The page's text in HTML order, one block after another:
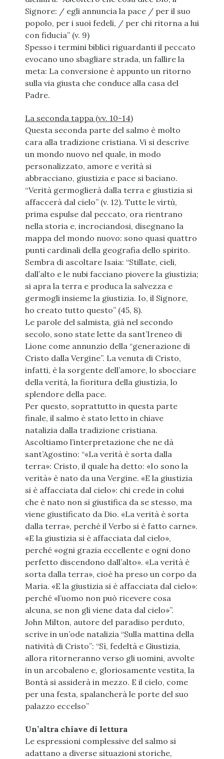
Signore: / egli annuncia la pace / per il suo
popolo, per i suoi fedeli, / per chi ritorna a lui
con fiducia” (v. 9)
Spesso i termini biblici riguardanti il peccato
evocano uno sbagliare strada, un fallire la
meta: La conversione è appunto un ritorno
sulla via giusta che conduce alla casa del
Padre.
La seconda tappa (vv. 10-14)
Questa seconda parte del salmo è molto
cara alla tradizione cristiana. Vi si descrive
un mondo nuovo nel quale, in modo
personalizzato, amore e verità si
abbracciano, giustizia e pace si baciano.
“Verità germoglierà dalla terra e giustizia si
affaccerà dal cielo” (v. 12). Tutte le virtù,
prima espulse dal peccato, ora rientrano
nella storia e, incrociandosi, disegnano la
mappa del mondo nuovo: sono quasi quattro
punti cardinali della geografia dello spirito.
Sembra di ascoltare Isaia: “Stillate, cieli,
dall’alto e le nubi facciano piovere la giustizia;
si apra la terra e produca la salvezza e
germogli insieme la giustizia. Io, il Signore,
ho creato tutto questo” (45, 8).
Le parole del salmista, già nel secondo
secolo, sono state lette da sant’Ireneo di
Lione come annunzio della “generazione di
Cristo dalla Vergine”. La venuta di Cristo,
infatti, è la sorgente dell’amore, lo sbocciare
della verità, la fioritura della giustizia, lo
splendore della pace.
Per questo, soprattutto in questa parte
finale, il salmo è stato letto in chiave
natalizia dalla tradizione cristiana.
Ascoltiamo l’interpretazione che ne dà
sant’Agostino: “«La verità è sorta dalla
terra»: Cristo, il quale ha detto: «Io sono la
verità» è nato da una Vergine. «E la giustizia
si è affacciata dal cielo»: chi crede in colui
che è nato non si giustifica da se stesso, ma
viene giustificato da Dio. «La verità è sorta
dalla terra», perché il Verbo si è fatto carne».
«E la giustizia si è affacciata dal cielo»,
perché «ogni grazia eccellente e ogni dono
perfetto discendono dall’alto». «La verità è
sorta dalla terra», cioè ha preso un corpo da
Maria. «E la giustizia si è affacciata dal cielo»:
perché «l’uomo non può ricevere cosa
alcuna, se non gli viene data dal cielo»”.
John Milton, autore del paradiso perduto,
scrive in un’ode natalizia “Sulla mattina della
natività di Cristo”: “Sì, fedeltà e Giustizia,
allora ritorneranno verso gli uomini, avvolte
in un arcobaleno e, gloriosamente vestita, la
Bontà si assiderà in mezzo. E il cielo, come
per una festa, spalancherà le porte del suo
palazzo eccelso”
Un’altra chiave di lettura
Le espressioni complessive del salmo si
adattano a diverse situazioni storiche,